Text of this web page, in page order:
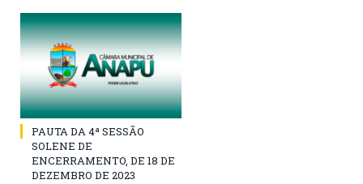
PAUTA DA 4ª SESSÃO
SOLENE DE
ENCERRAMENTO, DE 18 DE
DEZEMBRO DE 2023